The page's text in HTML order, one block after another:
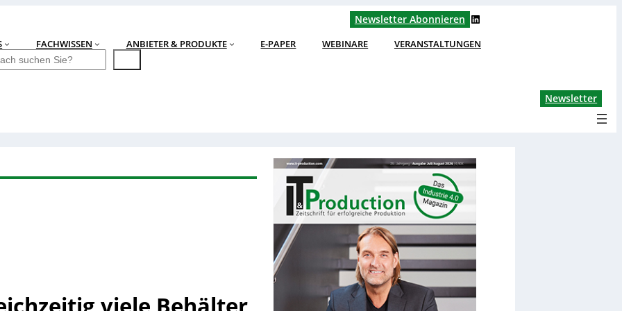
Newsletter Abonnieren LinkedIn
FACHWISSEN ANBIETER & PRODUKTE E-PAPER WEBINARE VERANSTALTUNGEN
Newsletter